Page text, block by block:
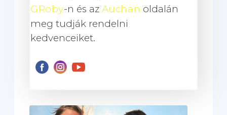
GRoby-n és az Auchan oldalán
meg tudják rendelni
kedvenceiket.